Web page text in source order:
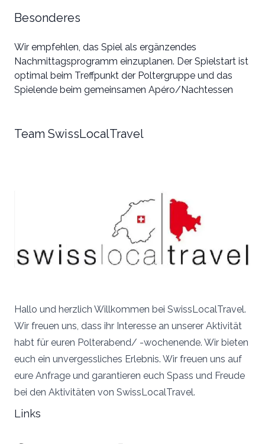
Besonderes
Wir empfehlen, das Spiel als ergänzendes
Nachmittagsprogramm einzuplanen. Der Spielstart ist
optimal beim Treffpunkt der Poltergruppe und das
Spielende beim gemeinsamen Apéro/Nachtessen
Team SwissLocalTravel
Hallo und herzlich Willkommen bei SwissLocalTravel.
Wir freuen uns, dass ihr Interesse an unserer Aktivität
habt für euren Polterabend/ -wochenende. Wir bieten
euch ein unvergessliches Erlebnis. Wir freuen uns auf
eure Anfrage und garantieren euch Spass und Freude
bei den Aktivitäten von SwissLocalTravel.
Links